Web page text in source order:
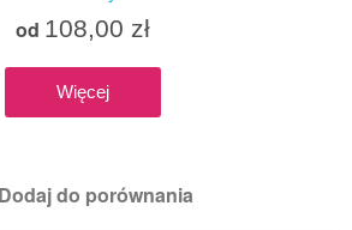
od 108,00 zł
Więcej
Dodaj do porównania